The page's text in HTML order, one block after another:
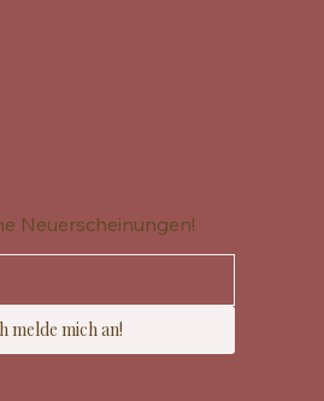
Neuerscheinungen!
melde mich an!